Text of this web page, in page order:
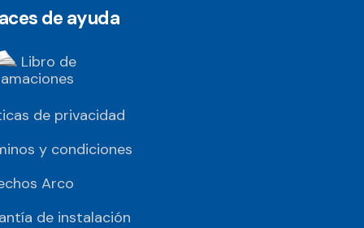
de ayuda
Libro de
de privacidad
y condiciones
Arco
de instalación